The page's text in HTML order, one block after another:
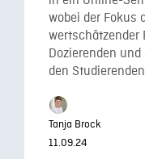
wobei der Fokus
wertschätzender
Dozierenden
den
Tanja Brock
11.09.24